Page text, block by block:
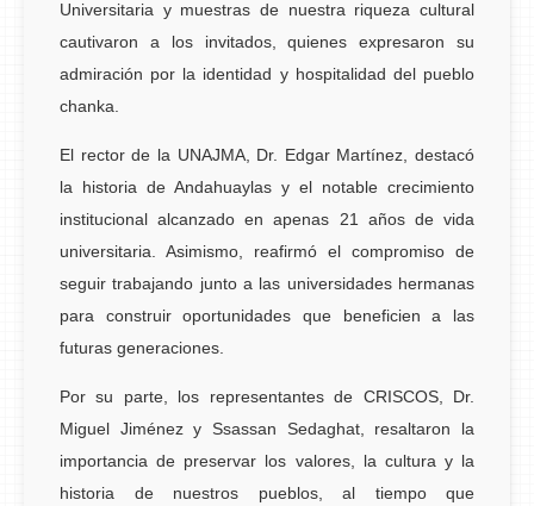
Universitaria y muestras de nuestra riqueza cultural
cautivaron a los invitados, quienes expresaron su
admiración por la identidad y hospitalidad del pueblo
chanka.
El rector de la UNAJMA, Dr. Edgar Martínez, destacó
la historia de Andahuaylas y el notable crecimiento
institucional alcanzado en apenas 21 años de vida
universitaria. Asimismo, reafirmó el compromiso de
seguir trabajando junto a las universidades hermanas
para construir oportunidades que beneficien a las
futuras generaciones.
Por su parte, los representantes de CRISCOS, Dr.
Miguel Jiménez y Ssassan Sedaghat, resaltaron la
importancia de preservar los valores, la cultura y la
historia de nuestros pueblos, al tiempo que